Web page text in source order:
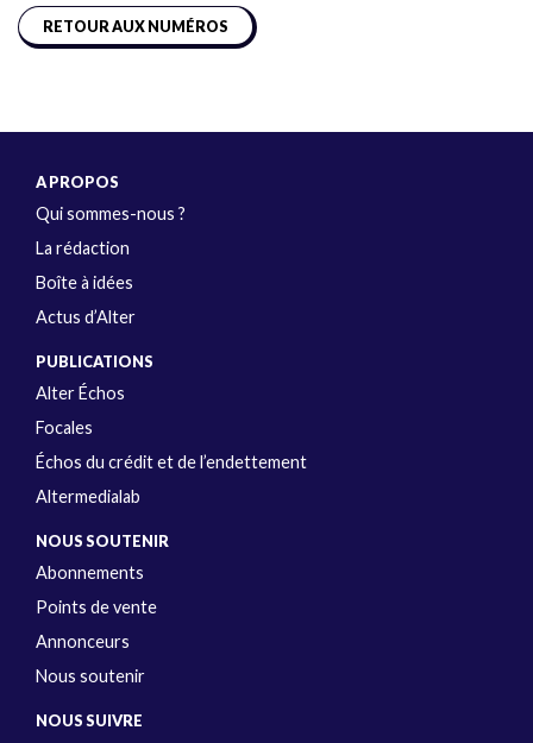
RETOUR AUX NUMÉROS
A PROPOS
Qui sommes-nous ?
La rédaction
Boîte à idées
Actus d’Alter
PUBLICATIONS
Alter Échos
Focales
Échos du crédit et de l’endettement
Altermedialab
NOUS SOUTENIR
Abonnements
Points de vente
Annonceurs
Nous soutenir
NOUS SUIVRE